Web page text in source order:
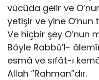
vücûda gelir ve
yetişir ve yine
Ve hiçbir şey O’nun
Böyle Rabbü’l-
esmâ ve sıfât-ı
Allah “Rahman”dır.